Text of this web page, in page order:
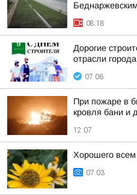
08:18
Дорогие
отрасли
07:06
При пожаре в
кровля бани и
12:07
Хорошего всем
07:03